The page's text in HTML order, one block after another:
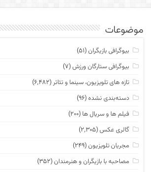
موضوعات
بیوگرافی بازیگران(۵۱)
بیوگرافی ستارگان ورزش(۷)
تازه های تلویزیون، سینما و تئاتر(۶,۴۸۲)
دسته‌بندی نشده(۹۶)
فیلم ها و سریال ها (۲۰۰)
گالری عکس(۲,۳۰۵)
مجریان تلویزیون(۲۴۹)
مصاحبه با بازیگران و هنرمندان(۳۵۲)